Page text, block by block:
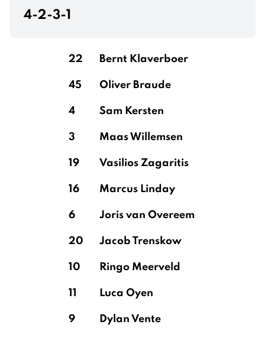
4-2-3-1
22 Bernt Klaverboer
45 Oliver Braude
4 Sam Kersten
3 Maas Willemsen
19 Vasilios Zagaritis
16 Marcus Linday
6 Joris van Overeem
20 Jacob Trenskow
10 Ringo Meerveld
11 Luca Oyen
9 Dylan Vente